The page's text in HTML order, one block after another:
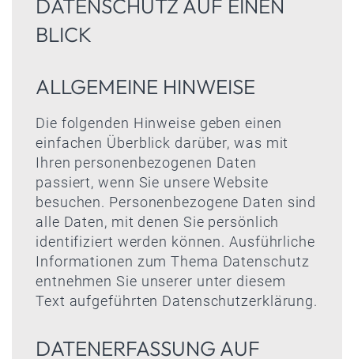
DATENSCHUTZ AUF EINEN
BLICK
ALLGEMEINE HINWEISE
Die folgenden Hinweise geben einen
einfachen Überblick darüber, was mit
Ihren personenbezogenen Daten
passiert, wenn Sie unsere Website
besuchen. Personenbezogene Daten sind
alle Daten, mit denen Sie persönlich
identifiziert werden können. Ausführliche
Informationen zum Thema Datenschutz
entnehmen Sie unserer unter diesem
Text aufgeführten Datenschutzerklärung.
DATENERFASSUNG AUF